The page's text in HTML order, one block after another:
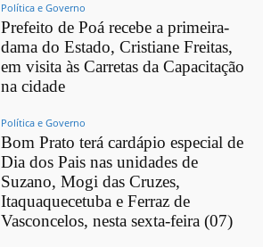
Política e Governo
Prefeito de Poá recebe a primeira-
dama do Estado, Cristiane Freitas,
em visita às Carretas da Capacitação
na cidade
Política e Governo
Bom Prato terá cardápio especial de
Dia dos Pais nas unidades de
Suzano, Mogi das Cruzes,
Itaquaquecetuba e Ferraz de
Vasconcelos, nesta sexta-feira (07)